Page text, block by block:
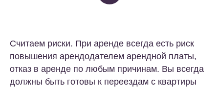
Считаем риски. При аренде всегда есть риск
повышения арендодателем арендной платы,
отказ в аренде по любым причинам. Вы всегда
должны быть готовы к переездам с квартиры